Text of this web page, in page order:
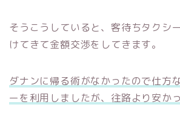
そうこうしていると、客待ちタクシ
けてきて金額交渉をしてきます。
ダナンに帰る術がなかったので仕方
ーを利用しましたが、往路より安か